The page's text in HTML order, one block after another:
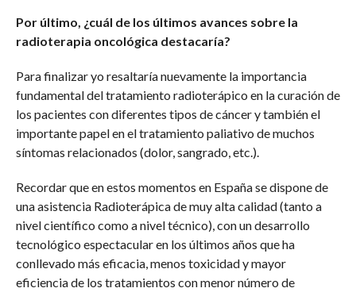
Por último, ¿cuál de los últimos avances sobre la
radioterapia oncológica destacaría?
Para finalizar yo resaltaría nuevamente la importancia
fundamental del tratamiento radioterápico en la curaciónde
los pacientes con diferentes tipos de cáncer y también el
importante papel en el tratamiento paliativo de muchos
síntomas relacionados (dolor, sangrado, etc.).
Recordar que en estos momentos en España se dispone de
una asistencia Radioterápica de muy alta calidad (tanto a
nivel científico como a nivel técnico), con un desarrollo
tecnológico espectacular en los últimos años que ha
conllevado más eficacia, menos toxicidad y mayor
eficiencia de los tratamientos con menor número de